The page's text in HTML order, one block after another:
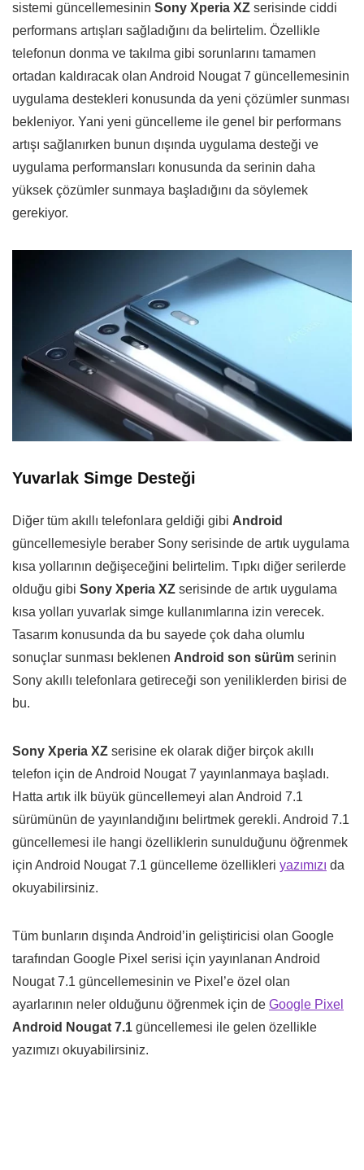
sistemi güncellemesinin Sony Xperia XZ serisinde ciddi
performans artışları sağladığını da belirtelim. Özellikle
telefonun donma ve takılma gibi sorunlarını tamamen
ortadan kaldıracak olan Android Nougat 7 güncellemesinin
uygulama destekleri konusunda da yeni çözümler sunması
bekleniyor. Yani yeni güncelleme ile genel bir performans
artışı sağlanırken bunun dışında uygulama desteği ve
uygulama performansları konusunda da serinin daha
yüksek çözümler sunmaya başladığını da söylemek
gerekiyor.
Yuvarlak Simge Desteği
Diğer tüm akıllı telefonlara geldiği gibi Android
güncellemesiyle beraber Sony serisinde de artık uygulama
kısa yollarının değişeceğini belirtelim. Tıpkı diğer serilerde
olduğu gibi Sony Xperia XZ serisinde de artık uygulama
kısa yolları yuvarlak simge kullanımlarına izin verecek.
Tasarım konusunda da bu sayede çok daha olumlu
sonuçlar sunması beklenen Android son sürüm serinin
Sony akıllı telefonlara getireceği son yeniliklerden birisi de
bu.
Sony Xperia XZ serisine ek olarak diğer birçok akıllı
telefon için de Android Nougat 7 yayınlanmaya başladı.
Hatta artık ilk büyük güncellemeyi alan Android 7.1
sürümünün de yayınlandığını belirtmek gerekli. Android 7.1
güncellemesi ile hangi özelliklerin sunulduğunu öğrenmek
için Android Nougat 7.1 güncelleme özellikleri yazımızı da
okuyabilirsiniz.
Tüm bunların dışında Android’in geliştiricisi olan Google
tarafından Google Pixel serisi için yayınlanan Android
Nougat 7.1 güncellemesinin ve Pixel’e özel olan
ayarlarının neler olduğunu öğrenmek için de Google Pixel
Android Nougat 7.1 güncellemesi ile gelen özellikle
yazımızı okuyabilirsiniz.